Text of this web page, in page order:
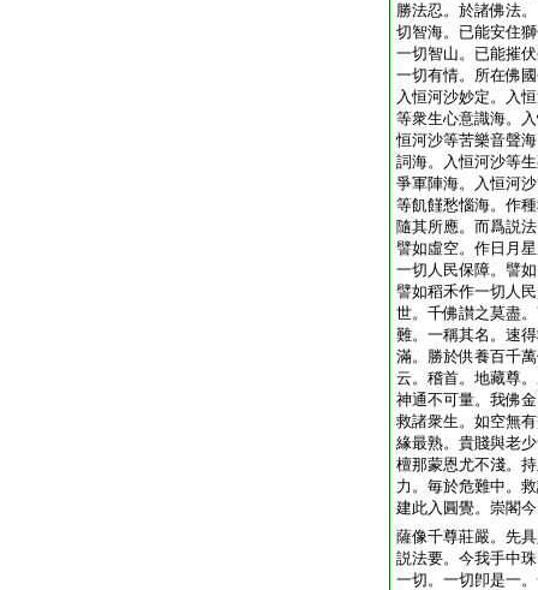
勝法忍。於諸佛法
切智海。已能安住
一切智山。已能摧
一切有情。所在佛
入恒河沙妙定。入
等衆生心意識海。
恒河沙等苦樂音聲
詞海。入恒河沙等
爭軍陣海。入恒河
等飢饉愁惱海。作
隨其所應。而爲説
譬如虛空。作日月
一切人民保障。譬
譬如稻禾作一切人
世。千佛讃之莫盡
難。一稱其名。速
滿。勝於供養百千
云。稽首。地藏尊
神通不可量。我佛
救諸衆生。如空無
緣最熟。貴賤與老
檀那蒙恩尤不淺。
力。毎於危難中。
建此入圓覺。崇閣
薩像千尊莊嚴。先
説法要。今我手中
一切。一切卽是一